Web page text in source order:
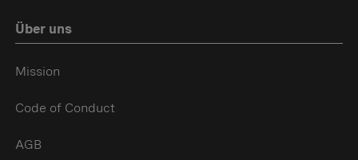
Über uns
Mission
Code of Conduct
AGB